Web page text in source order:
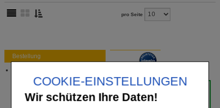
COOKIE-EINSTELLUNGEN
Wir schützen Ihre Daten!
pro Seite
Bestellung